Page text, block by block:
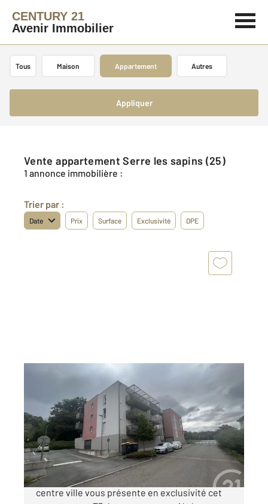
CENTURY 21
Avenir Immobilier
Tous Maison Appartement Autres
Appliquer
Vente appartement Serre les sapins (25)
1 annonce immobilière :
Trier par :
Date Prix Surface Exclusivité DPE
SERRE LES SAPINS 25
, 3 pièces
Ref : 7545
Appartement F3 à vendre
198 000 €
Votre agence Century 21 Avenir immobilier
centre ville vous présente en exclusivité cet